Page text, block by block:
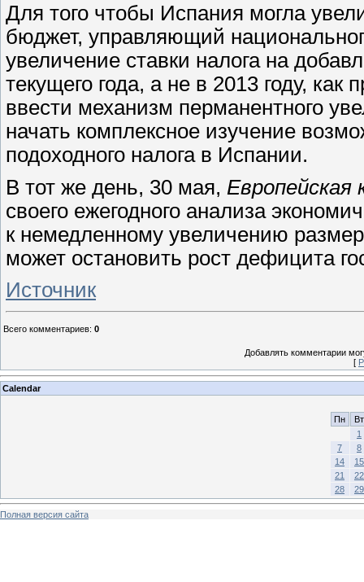
Для того чтобы Испания могла
бюджет, управляющий
увеличение ставки налога на
текущего года, а не в 2013 году,
ввести механизм перманентного
начать комплексное изучение
подоходного налога в Испании.
В тот же день, 30 мая, Европейская
своего ежегодного анализа
к немедленному увеличению
может остановить рост дефицита
Источник
Всего комментариев: 0
Добавлять комментарии
[
Calendar
Пн
Вт
1
7
8
14
15
21
22
28
29
Полная версия сайта